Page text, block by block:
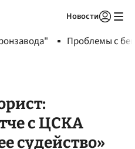
Новости
Проблемы с
с ЦСКА
судейство»